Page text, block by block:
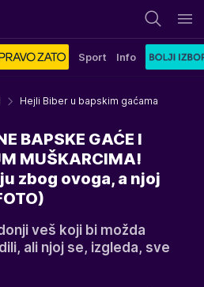
Sport Info
Hejli Biber u bapskim gaćama
BAPSKE GAĆE I
MUŠKARCIMA!
zbog ovoga, a njoj
veš koji bi možda
ali njoj se, izgleda, sve